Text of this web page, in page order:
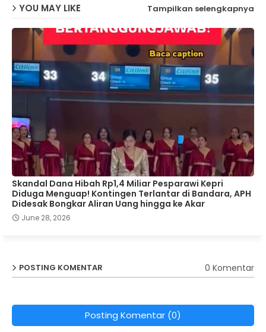
YOU MAY LIKE Tampilkan selengkapnya
Skandal Dana Hibah Rp1,4 Miliar Pesparawi Kepri
Diduga Menguap! Kontingen Terlantar di Bandara, APH
Didesak Bongkar Aliran Uang hingga ke Akar
June 28, 2026
POSTING KOMENTAR 0 Komentar
Posting Komentar (0)